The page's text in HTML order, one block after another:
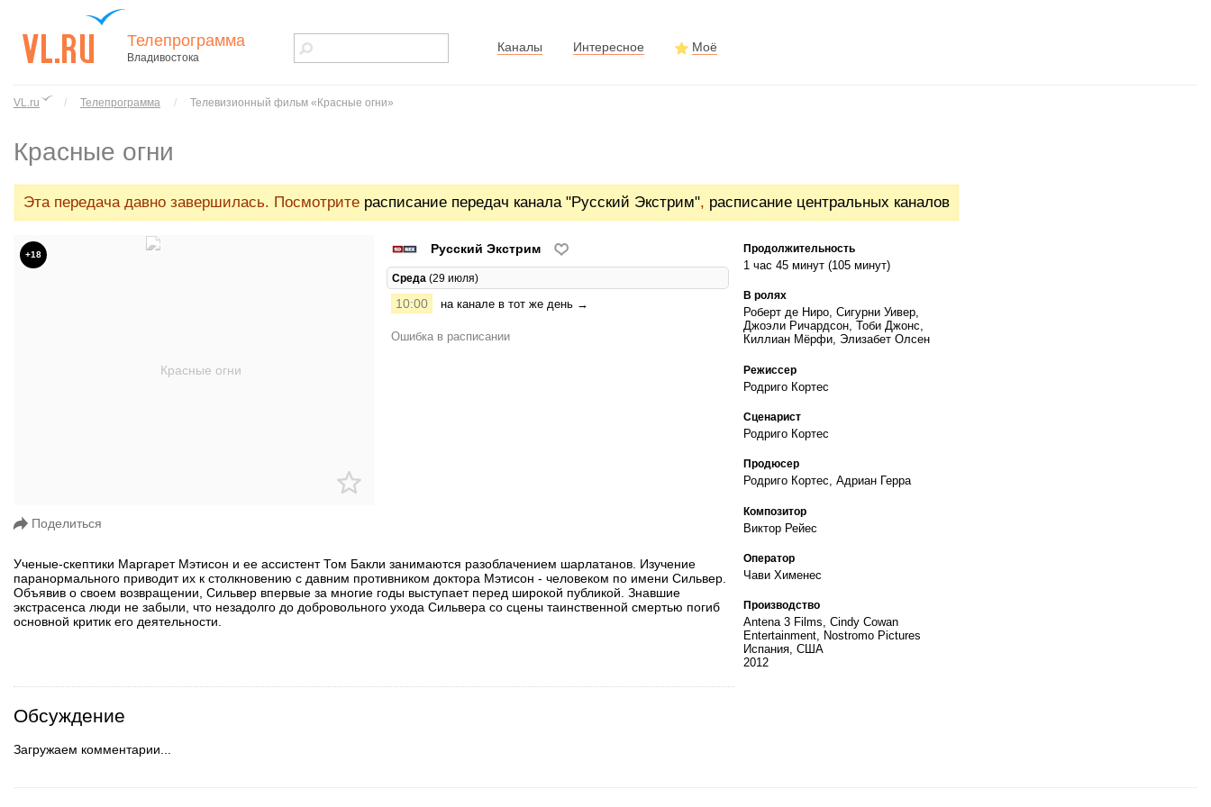
города
Владивостока
Телепрограмма
Владивостока
Каналы Интересное Моё
VL.ru / Телепрограмма / Телевизионный фильм «Красные огни»
Красные огни
Эта передача давно завершилась. Посмотрите расписание передач канала "Русский Экстрим", расписание центральных каналов
+18
Поделиться
Русский Экстрим
Среда (29 июля)
10:00 на канале в тот же день →
Ошибка в расписании
Ученые-скептики Маргарет Мэтисон и ее ассистент Том Бакли занимаются разоблачением шарлатанов. Изучение
паранормального приводит их к столкновению с давним противником доктора Мэтисон - человеком по имени Сильвер.
Объявив о своем возвращении, Сильвер впервые за многие годы выступает перед широкой публикой. Знавшие
экстрасенса люди не забыли, что незадолго до добровольного ухода Сильвера со сцены таинственной смертью погиб
основной критик его деятельности.
Продолжительность
1 час 45 минут (105 минут)
В ролях
Роберт де Ниро, Сигурни Уивер,
Джоэли Ричардсон, Тоби Джонс,
Киллиан Мёрфи, Элизабет Олсен
Режиссер
Родриго Кортес
Сценарист
Родриго Кортес
Продюсер
Родриго Кортес, Адриан Герра
Композитор
Виктор Рейес
Оператор
Чави Хименес
Производство
Antena 3 Films, Cindy Cowan
Entertainment, Nostromo Pictures
Испания, США
2012
Обсуждение
Загружаем комментарии...